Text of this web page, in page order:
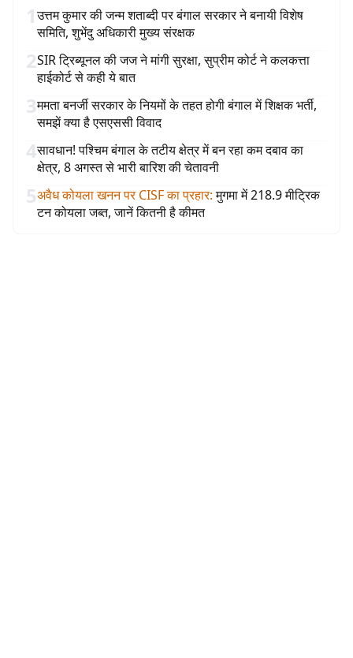
1उत्तम कुमार की जन्म शताब्दी पर बंगाल सरकार ने बनायी विशेष
समिति, शुभेंदु अधिकारी मुख्य संरक्षक
2SIR ट्रिब्यूनल की जज ने मांगी सुरक्षा, सुप्रीम कोर्ट ने कलकत्ता
हाईकोर्ट से कही ये बात
3ममता बनर्जी सरकार के नियमों के तहत होगी बंगाल में शिक्षक भर्ती,
समझें क्या है एसएससी विवाद
4सावधान! पश्चिम बंगाल के तटीय क्षेत्र में बन रहा कम दबाव का
क्षेत्र, 8 अगस्त से भारी बारिश की चेतावनी
5अवैध कोयला खनन पर CISF का प्रहार: मुगमा में 218.9 मीट्रिक
टन कोयला जब्त, जानें कितनी है कीमत